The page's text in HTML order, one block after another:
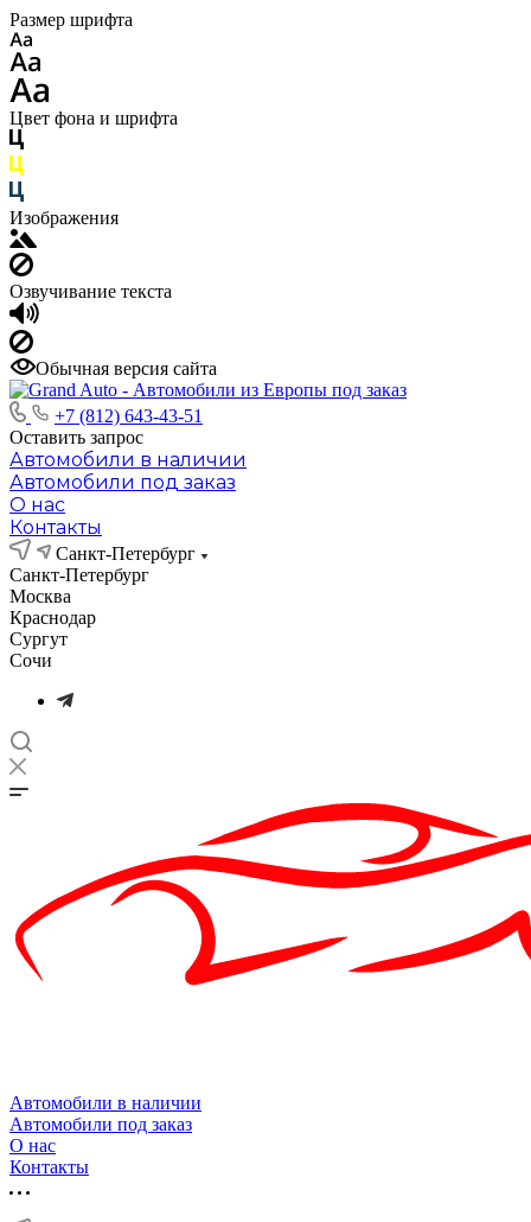
Размер шрифта
Цвет фона и шрифта
Изображения
Озвучивание текста
Обычная версия сайта
+7 (812) 643-43-51
Оставить запрос
Автомобили в наличии
Автомобили под заказ
О нас
Контакты
Санкт-Петербург
Санкт-Петербург
Москва
Краснодар
Сургут
Сочи
Автомобили в наличии
Автомобили под заказ
О нас
Контакты